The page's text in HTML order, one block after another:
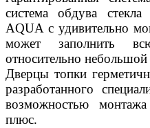
система обдува
АQUA с удивительно
может заполнить
относительно небольшой
Дверцы топки
разработанного
возможностью
плюс.